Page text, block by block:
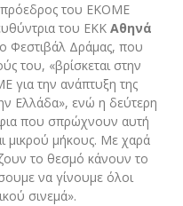
του ΕΚΟΜΕ
του ΕΚΚ Αθηνά
Φεστιβάλ Δράμας, που
του, «βρίσκεται στην
για την ανάπτυξη της
Ελλάδα», ενώ η δεύτερη
που σπρώχνουν αυτή
μικρού μήκους. Με χαρά
το θεσμό κάνουν το
να γίνουμε όλοι
σινεμά».